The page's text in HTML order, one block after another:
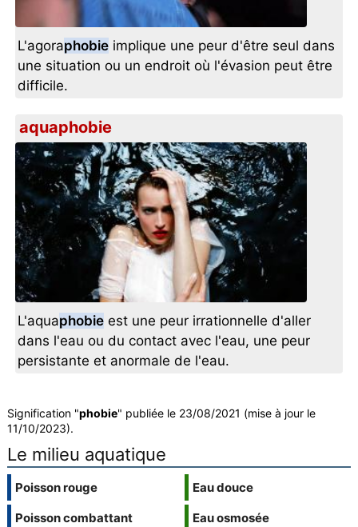
L'agoraphobie implique une peur d'être seul dans
une situation ou un endroit où l'évasion peut être
difficile.
aquaphobie
L'aquaphobie est une peur irrationnelle d'aller
dans l'eau ou du contact avec l'eau, une peur
persistante et anormale de l'eau.
Signification "phobie" publiée le 23/08/2021 (mise à jour le
11/10/2023).
Le milieu aquatique
Poisson rouge
Poisson combattant
Eau douce
Eau osmosée